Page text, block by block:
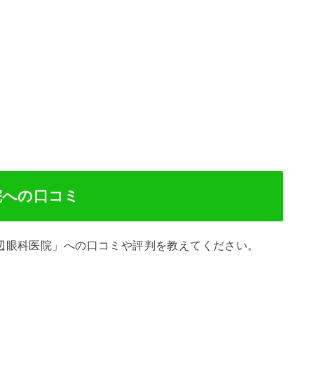
の口コミ
科医院」への口コミや評判を教えてください。